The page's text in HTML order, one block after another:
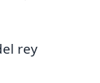
rey